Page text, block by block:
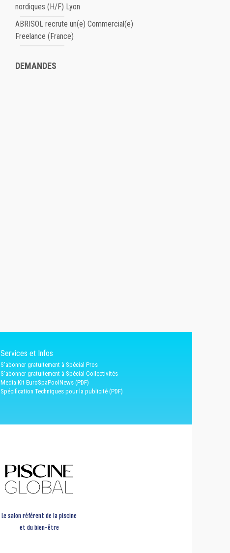
nordiques (H/F) Lyon
ABRISOL recrute un(e) Commercial(e)
Freelance (France)
DEMANDES
Services et Infos
S'abonner gratuitement à Spécial Pros
S'abonner gratuitement à Spécial Collectivités
Media Kit EuroSpaPoolNews (PDF)
Spécification Techniques pour la publicité (PDF)
Le salon référent de la piscine
et du bien-être